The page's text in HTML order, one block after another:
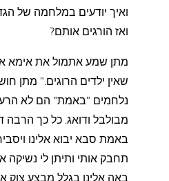
ואיך יודעים במלחמה של
ואז הורגים אותם?
מתן שמע אתמול את אימא
שאין ילדים הרוגים." מתן
נלחמים "באמת" הם לא
מבולבל ודואג. כל כך
באמת סבא יבוא אלינו
תחבק אותי ותיתן לי
באה אלינו בגלל מבצע צוק